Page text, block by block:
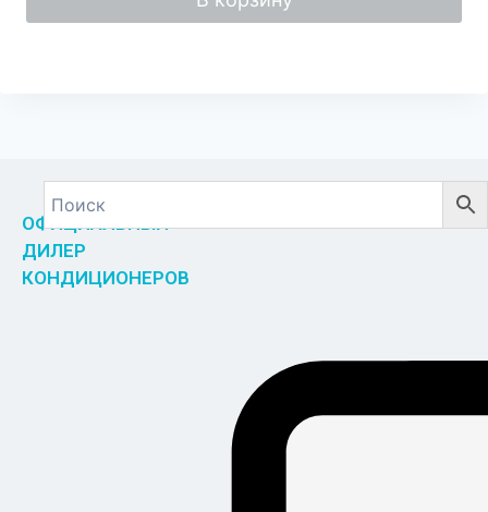
ОФИЦИАЛЬНЫЙ
ДИЛЕР
КОНДИЦИОНЕРОВ